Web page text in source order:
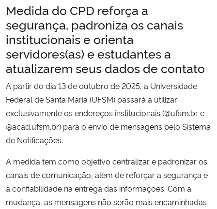
Ministério da Ciência, Tecnologia, Inovações e Comunicações
Ministério do Meio Ambiente
Ministério do Turismo
Ministério do Desenvolvimento Regional
Controladoria-Geral da União
Ministério da Mulher, da Família e dos Direitos Humanos
Secretaria-Geral
Secretaria de Governo
Medida do CPD reforça a
segurança, padroniza os canais
institucionais e orienta
servidores(as) e estudantes a
atualizarem seus dados de contato
A partir do dia 13 de outubro de 2025, a Universidade
Federal de Santa Maria (UFSM) passará a utilizar
exclusivamente os endereços institucionais (@ufsm.br e
@acad.ufsm.br) para o envio de mensagens pelo Sistema
de Notificações.
A medida tem como objetivo centralizar e padronizar os
canais de comunicação, além de reforçar a segurança e
a confiabilidade na entrega das informações. Com a
mudança, as mensagens não serão mais encaminhadas